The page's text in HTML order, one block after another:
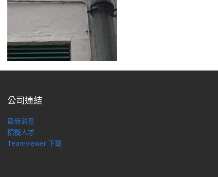
公司連結
最新消息
招攬人才
Teamviewer 下載